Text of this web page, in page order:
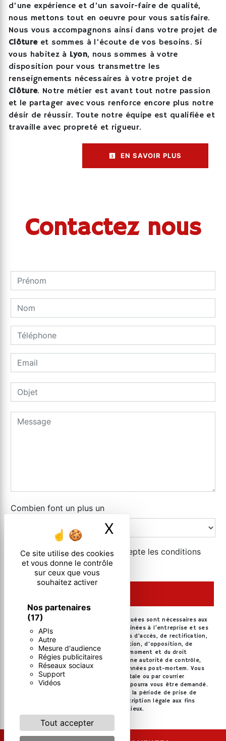
Ce site utilise des cookies
et vous donne le contrôle
sur ceux que vous
souhaitez activer
Nos partenaires
(17)
APIs
Autre
Mesure d'audience
Régies publicitaires
Réseaux sociaux
Support
Vidéos
Tout accepter
X Masquer le
d’une expérience et d’un savoir-faire de qualité,
nous mettons tout en oeuvre pour vous satisfaire.
Nous vous accompagnons ainsi dans votre projet de
Clôtureet sommes à l’écoute de vos besoins. Si
vous habitez à Lyon, nous sommes à votre
disposition pour vous transmettre les
renseignements nécessaires à votre projet de
Clôture. Notre métier est avant tout notre passion
et le partager avec vous renforce encore plus notre
désir de réussir. Toute notre équipe est qualifiée et
travaille avec propreté et rigueur.
EN SAVOIR PLUS
Contactez nous
Combien font un plus un
En cochant cette case, j'accepte les conditions
particulières ci-dessous **
** Les données personnelles communiquées sont nécessaires aux
fins de vous contacter. Elles sont destinées à l'entreprise et ses
sous-traitants. Vous disposez de droits d’accès, de rectification,
d’effacement, de portabilité, de limitation, d’opposition, de
retrait de votre consentement à tout moment et du droit
d’introduire une réclamation auprès d’une autorité de contrôle,
ainsi que d’organiser le sort de vos données post-mortem. Vous
pouvez exercer ces droits par voie postale ou par courrier
électronique. Un justificatif d'identité pourra vous être demandé.
Nous conservons vos données pendant la période de prise de
contact puis pendant la durée de prescription légale aux fins
probatoires et de gestion des contentieux.